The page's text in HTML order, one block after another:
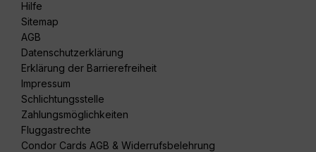
Hilfe
Sitemap
AGB
Datenschutzerklärung
Erklärung der Barrierefreiheit
Impressum
Schlichtungsstelle
Zahlungsmöglichkeiten
Fluggastrechte
Condor Cards AGB & Widerrufsbelehrung